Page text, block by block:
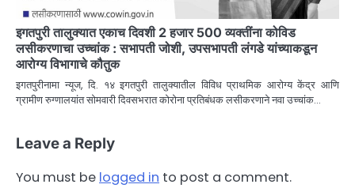
इगतपुरी तालुक्यात एकाच दिवशी 2 हजार 500 व्यक्तींना कोविड
लसीकरणाचा उच्चांक : सभापती जोशी, उपसभापती लंगडे यांच्याकडून
आरोग्य विभागाचे कौतुक
इगतपुरीनामा न्यूज, दि. १४ इगतपुरी तालुक्यातील विविध प्राथमिक आरोग्य केंद्र आणि
ग्रामीण रुग्णालयांत सोमवारी दिवसभरात कोरोना प्रतिबंधक लसीकरणाने नवा उच्चांक…
Leave a Reply
You must be logged in to post a comment.